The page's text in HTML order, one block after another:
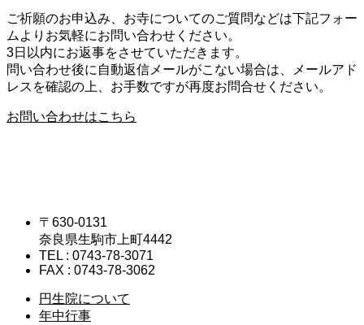
ご祈願のお申込み、お寺についてのご質問などは下記フォー
ムよりお気軽にお問い合わせください。
3日以内にお返事をさせていただきます。
問い合わせ後に自動返信メールがこない場合は、メールアド
レスを確認の上、お手数ですが再度お問合せください。
お問い合わせはこちら
〒630-0131
奈良県生駒市上町4442
TEL : 0743-78-3071
FAX : 0743-78-3062
円生院について
年中行事